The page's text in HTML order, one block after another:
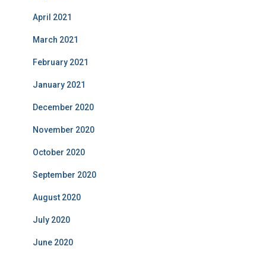
April 2021
March 2021
February 2021
January 2021
December 2020
November 2020
October 2020
September 2020
August 2020
July 2020
June 2020